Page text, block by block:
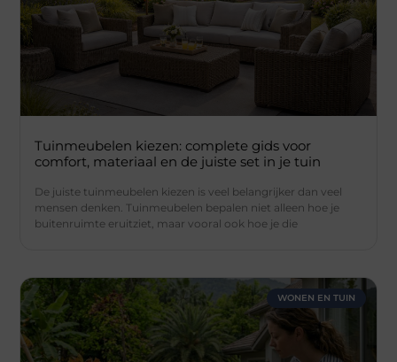
Tuinmeubelen kiezen: complete gids voor
comfort, materiaal en de juiste set in je tuin
De juiste tuinmeubelen kiezen is veel belangrijker dan veel
mensen denken. Tuinmeubelen bepalen niet alleen hoe je
buitenruimte eruitziet, maar vooral ook hoe je die
WONEN EN TUIN